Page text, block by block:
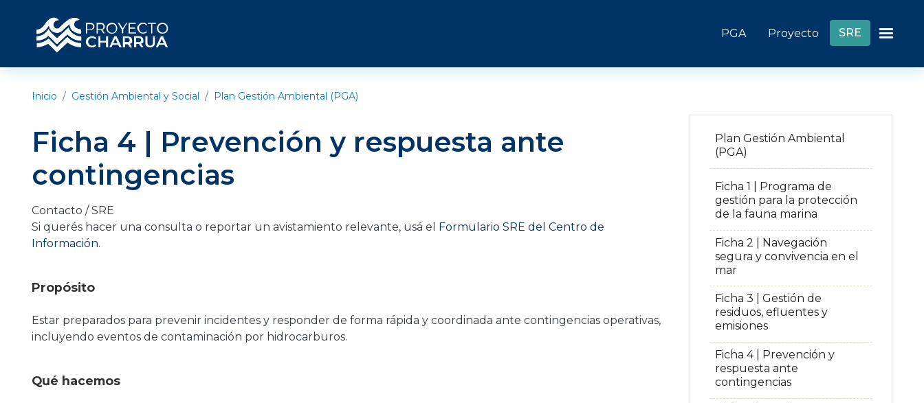
Header links
PGA Proyecto SRE
Inicio Gestión Ambiental y Social Plan Gestión Ambiental (PGA)
Ficha 4 | Prevención y respuesta ante
contingencias
Contacto / SRE
Si querés hacer una consulta o reportar un avistamiento relevante, usá el Formulario SRE del Centro de
Información.
Propósito
Estar preparados para prevenir incidentes y responder de forma rápida y coordinada ante contingencias operativas,
incluyendo eventos de contaminación por hidrocarburos.
Qué hacemos
Plan Gestión Ambiental
(PGA)
Ficha 1 | Programa de
gestión para la protección
de la fauna marina
Ficha 2 | Navegación
segura y convivencia en el
mar
Ficha 3 | Gestión de
residuos, efluentes y
emisiones
Ficha 4 | Prevención y
respuesta ante
contingencias